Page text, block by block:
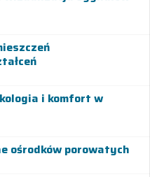
i komfort w
ośrodków porowatych